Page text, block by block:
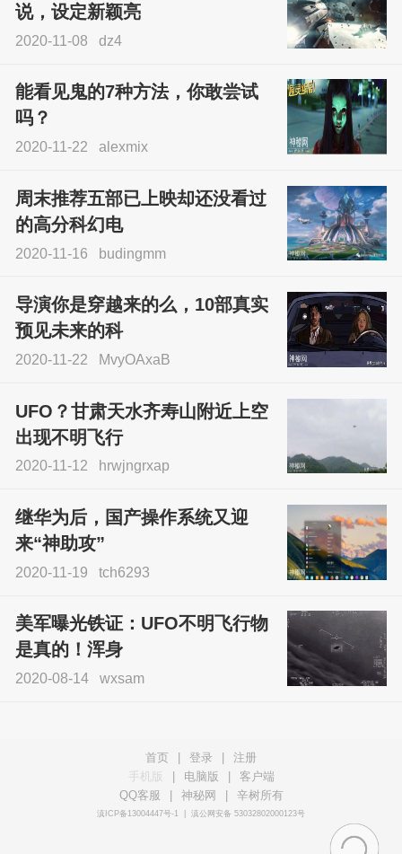
说，设定新颖亮
2020-11-08 dz4
能看见鬼的7种方法，你敢尝试
吗？
2020-11-22 alexmix
周末推荐五部已上映却还没看过
的高分科幻电
2020-11-16 budingmm
导演你是穿越来的么，10部真实
预见未来的科
2020-11-22 MvyOAxaB
UFO？甘肃天水齐寿山附近上空
出现不明飞行
2020-11-12 hrwjngrxap
继华为后，国产操作系统又迎
来“神助攻”
2020-11-19 tch6293
美军曝光铁证：UFO不明飞行物
是真的！浑身
2020-08-14 wxsam
首页 | 登录 |
注册
手机版
| 电脑版 |
客户端
QQ客服
| 神秘网 | 辛树所有
滇ICP备13004447号-1 滇公网安备 53032802000123号